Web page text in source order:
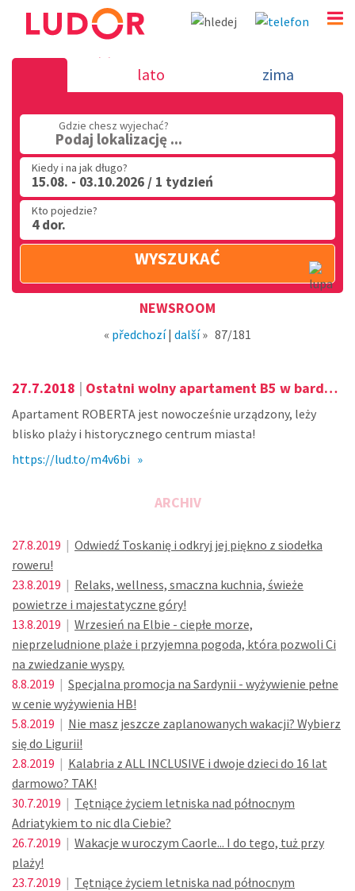
Nowość 27.7.2018 - wakacje we
(32) 720 60 56
lato zima
Gdzie chesz wyjechać?
Podaj lokalizację ...
Kiedy i na jak długo?
15.08. - 03.10.2026 / 1 tydzień
Kto pojedzie?
4 dor.
WYSZUKAĆ
NEWSROOM
« předchozí| další» 87/181
27.7.2018 | Ostatni wolny apartament B5 w bardzo lubianym ośrodku w Caorle w terminie 4. 8. - 11. 8.!
Apartament ROBERTA jest nowocześnie urządzony, leży
blisko plaży i historycznego centrum miasta!
https://lud.to/m4v6bi »
ARCHIV
27.8.2019 | Odwiedź Toskanię i odkryj jej piękno z siodełka
roweru!
23.8.2019 | Relaks, wellness, smaczna kuchnia, świeże
powietrze i majestatyczne góry!
13.8.2019 | Wrzesień na Elbie - ciepłe morze,
nieprzeludnione plaże i przyjemna pogoda, która pozwoli Ci
na zwiedzanie wyspy.
8.8.2019 | Specjalna promocja na Sardynii - wyżywienie pełne
w cenie wyżywienia HB!
5.8.2019 | Nie masz jeszcze zaplanowanych wakacji? Wybierz
się do Ligurii!
2.8.2019 | Kalabria z ALL INCLUSIVE i dwoje dzieci do 16 lat
darmowo? TAK!
30.7.2019 | Tętniące życiem letniska nad północnym
Adriatykiem to nic dla Ciebie?
26.7.2019 | Wakacje w uroczym Caorle... I do tego, tuż przy
plaży!
23.7.2019 | Tętniące życiem letniska nad północnym